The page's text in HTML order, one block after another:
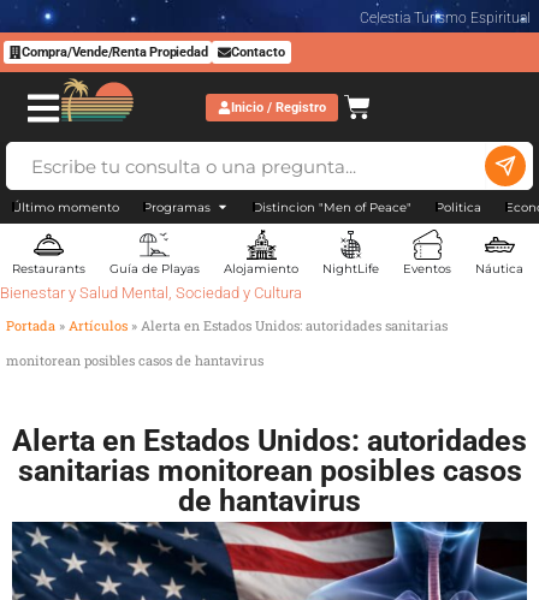
Celestia Turismo Espiritual
Compra/Vende/Renta Propiedad Contacto
Inicio / Registro
Último momento Programas Distincion "Men of Peace" Politica
Restaurants Guía de Playas Alojamiento NightLife Eventos Náutica
Bienestar y Salud Mental , Sociedad y Cultura
Portada » Artículos » Alerta en Estados Unidos: autoridades sanitarias
monitorean posibles casos de hantavirus
Alerta en Estados Unidos: autoridades
sanitarias monitorean posibles casos
de hantavirus